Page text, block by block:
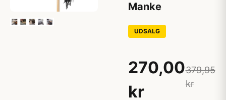
Manke
UDSALG
270,00
kr
379,95
kr